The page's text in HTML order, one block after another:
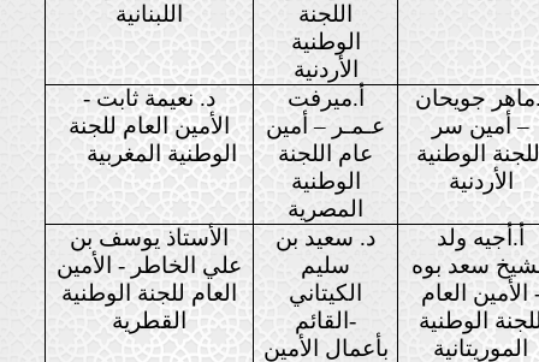
اللبنانية
اللجنة
الوطنية
الأردنية
د. نعيمة ثابت -
الأمين العام للجنة
الوطنية المغربية
أ.ميرفت
عـمـر – أمين
عام اللجنة
الوطنية
المصرية
جويحان
– أمين سر
الوطنية
الأردنية
الأستاذ يوسف بن
علي الخاطر - الأمين
العام للجنة الوطنية
القطرية
د. سعيد بن
سليم
الكيتاني
-القائم
بأعمال الأمين
أ.أجيه ولد
سعد بوه
الأمين العام
الوطنية
الموريتانية